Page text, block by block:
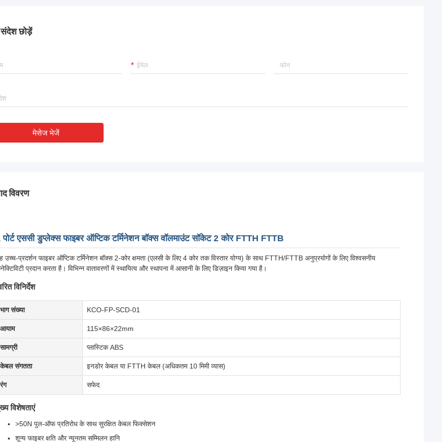
छोड़ें
मेसेज भेजें
विवरण
पोर्ट एससी डुप्लेक्स फाइबर ऑप्टिक टर्मिनेशन बॉक्स वॉलमाउंट सॉकेट 2 कोर FTTH FTTB
उच्च-प्रदर्शन फाइबर ऑप्टिक टर्मिनेशन बॉक्स 2-कोर क्षमता (एलसी के लिए 4 कोर तक विस्तार योग्य) के साथ FTTH/FTTB अनुप्रयोगों के लिए विश्वसनीय
प्रदान करता है। विभिन्न वातावरणों में स्थायित्व और स्थापना में आसानी के लिए डिज़ाइन किया गया है।
विनिर्देश
भाग संख्या KCO-FP-SCD-01
आयाम 115×86×22mm
सामग्री प्लास्टिक ABS
केबल संगतता इनडोर केबल या FTTH केबल (अधिकतम 10 मिमी व्यास)
रंग सफेद
विशेषताएं
>50N पुल-ऑफ प्रतिरोध के साथ सुरक्षित केबल फिक्सेशन
शून्य फाइबर क्षति और न्यूनतम सम्मिलन हानि